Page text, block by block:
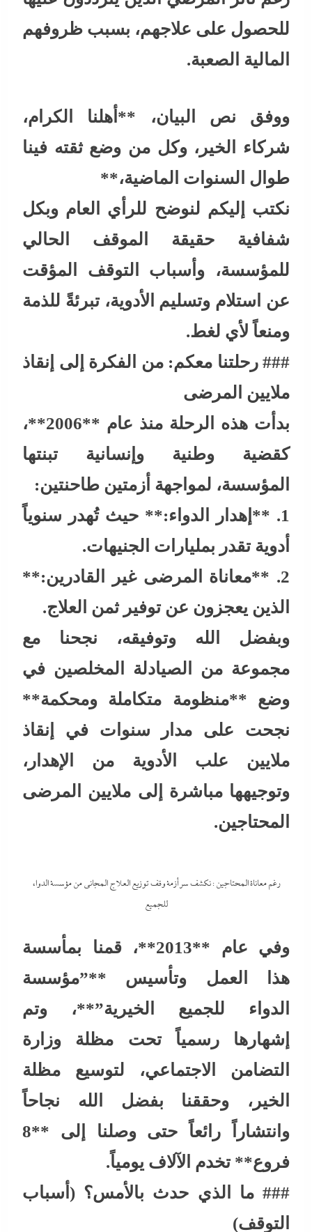
للحصول على علاجهم، بسبب ظروفهم
المالية الصعبة.
ووفق نص البيان، **أهلنا الكرام،
شركاء الخير، وكل من وضع ثقته فينا
طوال السنوات الماضية،**
نكتب إليكم لنوضح للرأي العام وبكل
شفافية حقيقة الموقف الحالي
للمؤسسة، وأسباب التوقف المؤقت
عن استلام وتسليم الأدوية، تبرئةً للذمة
ومنعاً لأي لغط.
### رحلتنا معكم: من الفكرة إلى إنقاذ
ملايين المرضى
بدأت هذه الرحلة منذ عام **2006**،
كقضية وطنية وإنسانية تبنتها
المؤسسة، لمواجهة أزمتين طاحنتين:
1. **إهدار الدواء:** حيث تُهدر سنوياً
أدوية تقدر بمليارات الجنيهات.
2. **معاناة المرضى غير القادرين:**
الذين يعجزون عن توفير ثمن العلاج.
وبفضل الله وتوفيقه، نجحنا مع
مجموعة من الصيادلة المخلصين في
وضع **منظومة متكاملة ومحكمة**
نجحت على مدار سنوات في إنقاذ
ملايين علب الأدوية من الإهدار،
وتوجيهها مباشرة إلى ملايين المرضى
المحتاجين.
رغم معاناة المحتاجين : نكشف سر أزمة وقف توزيع العلاج المجاني من مؤسسة الدواء
للجميع
وفي عام **2013**، قمنا بمأسسة
هذا العمل وتأسيس **”مؤسسة
الدواء للجميع الخيرية”**، وتم
إشهارها رسمياً تحت مظلة وزارة
التضامن الاجتماعي، لتوسيع مظلة
الخير، وحققنا بفضل الله نجاحاً
وانتشاراً رائعاً حتى وصلنا إلى **8
فروع** تخدم الآلاف يومياً.
### ما الذي حدث بالأمس؟ (أسباب
التوقف)